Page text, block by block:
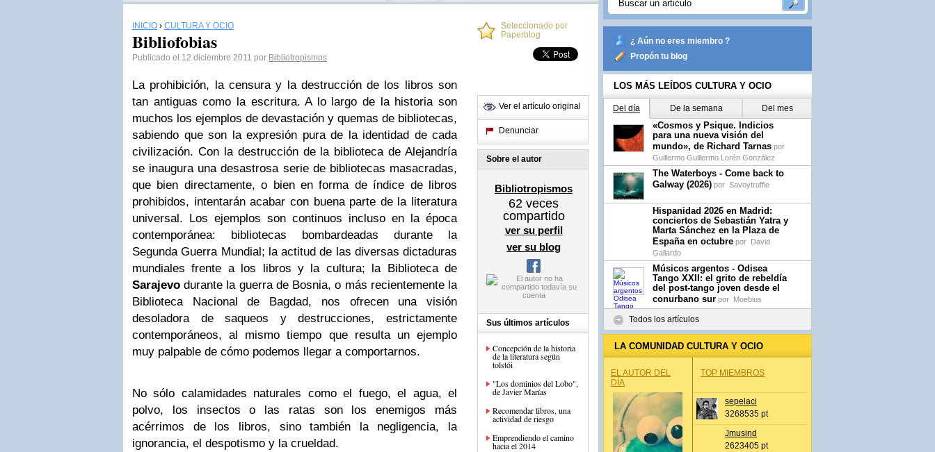
INICIO › CULTURA Y OCIO
Bibliofobias
Publicado el 12 diciembre 2011 por Bibliotropismos
La prohibición, la censura y la destrucción de los libros son
tan antiguas como la escritura. A lo largo de la historia son
muchos los ejemplos de devastación y quemas de bibliotecas,
sabiendo que son la expresión pura de la identidad de cada
civilización. Con la destrucción de la biblioteca de Alejandría
se inaugura una desastrosa serie de bibliotecas masacradas,
que bien directamente, o bien en forma de índice de libros
prohibidos, intentarán acabar con buena parte de la literatura
universal. Los ejemplos son continuos incluso en la época
contemporánea: bibliotecas bombardeadas durante la
Segunda Guerra Mundial; la actitud de las diversas dictaduras
mundiales frente a los libros y la cultura; la Biblioteca de
Sarajevo durante la guerra de Bosnia, o más recientemente la
Biblioteca Nacional de Bagdad, nos ofrecen una visión
desoladora de saqueos y destrucciones, estrictamente
contemporáneos, al mismo tiempo que resulta un ejemplo
muy palpable de cómo podemos llegar a comportarnos.
No sólo calamidades naturales como el fuego, el agua, el
polvo, los insectos o las ratas son los enemigos más
acérrimos de los libros, sino también la negligencia, la
ignorancia, el despotismo y la crueldad.
Seleccionado por
Paperblog
Ver el artículo original
Denunciar
Sobre el autor
Bibliotropismos
62 veces
compartido
ver su perfil
ver su blog
Sus últimos artículos
Concepción de la historia
de la literatura según
tolstói
"Los dominios del Lobo",
de Javier Marías
Recomendar libros, una
actividad de riesgo
Emprendiendo el camino
hacia el 2014
¿ Aún no eres miembro ?
Propón tu blog
LOS MÁS LEÍDOS CULTURA Y OCIO
Del día De la semana Del mes
«Cosmos y Psique. Indicios
para una nueva visión del
mundo», de Richard Tarnas por
Guillermo Guillermo Lorén González
The Waterboys - Come back to
Galway (2026) por Savoytruffle
Hispanidad 2026 en Madrid:
conciertos de Sebastián Yatra y
Marta Sánchez en la Plaza de
España en octubre por David
Gallardo
Músicos argentos - Odisea
Tango XXII: el grito de rebeldía
del post-tango joven desde el
conurbano sur por Moebius
Todos los artículos
LA COMUNIDAD CULTURA Y OCIO
EL AUTOR DEL
DÍA
TOP MIEMBROS
sepelaci
3268535 pt
Jmusind
2623405 pt